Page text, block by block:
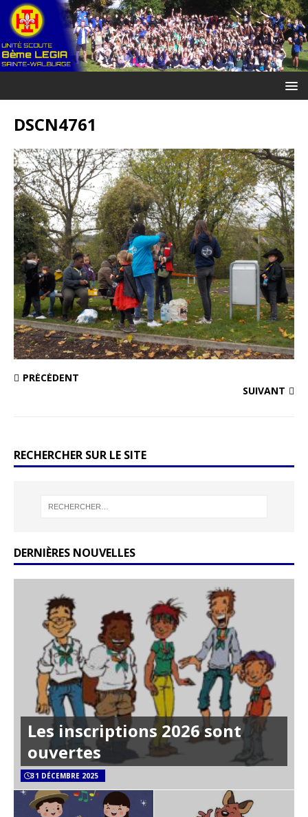
DSCN4761
PRÉCÉDENT
SUIVANT
RECHERCHER SUR LE SITE
DERNIÈRES NOUVELLES
Les inscriptions 2026 sont
ouvertes
31 DÉCEMBRE 2025